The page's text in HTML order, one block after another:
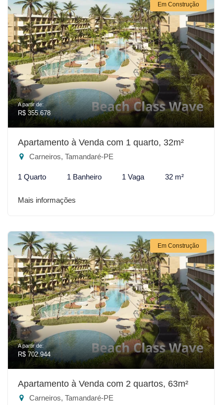
Em Construção
A partir de:
R$ 355.678
Apartamento à Venda com 1 quarto, 32m²
Carneiros, Tamandaré-PE
1 Quarto 1 Banheiro 1 Vaga 32 m²
Mais informações
Em Construção
A partir de:
R$ 702.944
Apartamento à Venda com 2 quartos, 63m²
Carneiros, Tamandaré-PE